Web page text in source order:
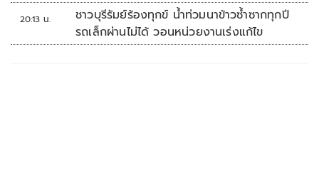
20:13 น.
ชาวบุรีรัมย์ร้องทุกข์ น้ำท่วมนาข้าวซ้ำซากทุกปี
รถเล็กผ่านไม่ได้ วอนหน่วยงานเร่งแก้ไข